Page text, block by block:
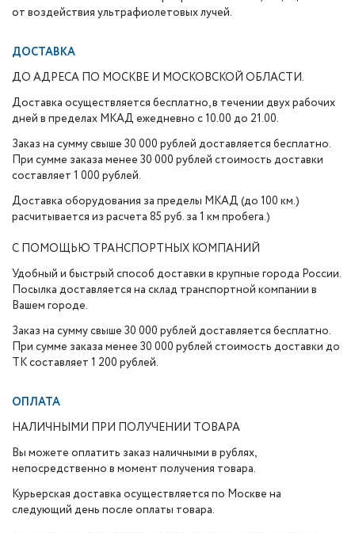
от воздействия ультрафиолетовых лучей.
ДОСТАВКА
ДО АДРЕСА ПО МОСКВЕ И МОСКОВСКОЙ ОБЛАСТИ.
Доставка осуществляется бесплатно, в течении двух рабочих
дней в пределах МКАД ежедневно с 10.00 до 21.00.
Заказ на сумму свыше 30 000 рублей доставляется бесплатно.
При сумме заказа менее 30 000 рублей стоимость доставки
составляет 1 000 рублей.
Доставка оборудования за пределы МКАД (до 100 км.)
расчитывается из расчета 85 руб. за 1 км пробега.)
С ПОМОЩЬЮ ТРАНСПОРТНЫХ КОМПАНИЙ
Удобный и быстрый способ доставки в крупные города России.
Посылка доставляется на склад транспортной компании в
Вашем городе.
Заказ на сумму свыше 30 000 рублей доставляется бесплатно.
При сумме заказа менее 30 000 рублей стоимость доставки до
ТК составляет 1 200 рублей.
ОПЛАТА
НАЛИЧНЫМИ ПРИ ПОЛУЧЕНИИ ТОВАРА
Вы можете оплатить заказ наличными в рублях,
непосредственно в момент получения товара.
Курьерская доставка осуществляется по Москве на
следующий день после оплаты товара.